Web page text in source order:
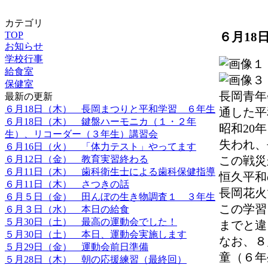
カテゴリ
TOP
お知らせ
学校行事
給食室
保健室
最新の更新
６月18日（木） 長岡まつりと平和学習 ６年生
６月18日（木） 鍵盤ハーモニカ（１・２年
生）、リコーダー（３年生）講習会
６月16日（火） 「体力テスト」やってます
６月12日（金） 教育実習終わる
６月11日（木） 歯科衛生士による歯科保健指導
６月11日（木） さつきの話
６月５日（金） 田んぼの生き物調査１ ３年生
６月３日（水） 本日の給食
５月30日（土） 最高の運動会でした！
５月30日（土） 本日、運動会実施します
５月29日（金） 運動会前日準備
５月28日（木） 朝の応援練習（最終回）
６月18
長岡青
通した
昭和20
失われ
この戦
恒久平
長岡花
この学
までと
なお、
童（６